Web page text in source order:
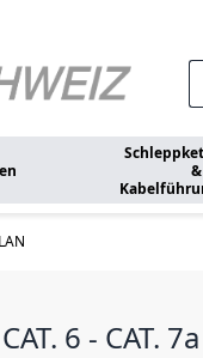
&
6 - CAT. 7a